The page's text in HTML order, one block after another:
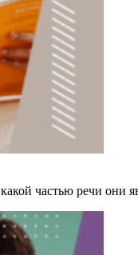
какой частью речи